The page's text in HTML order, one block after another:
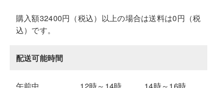
購入額32400円（税込）以上の場合は送料は0円（税
込）です。
配送可能時間
午前中 12時～14時
14時～16時